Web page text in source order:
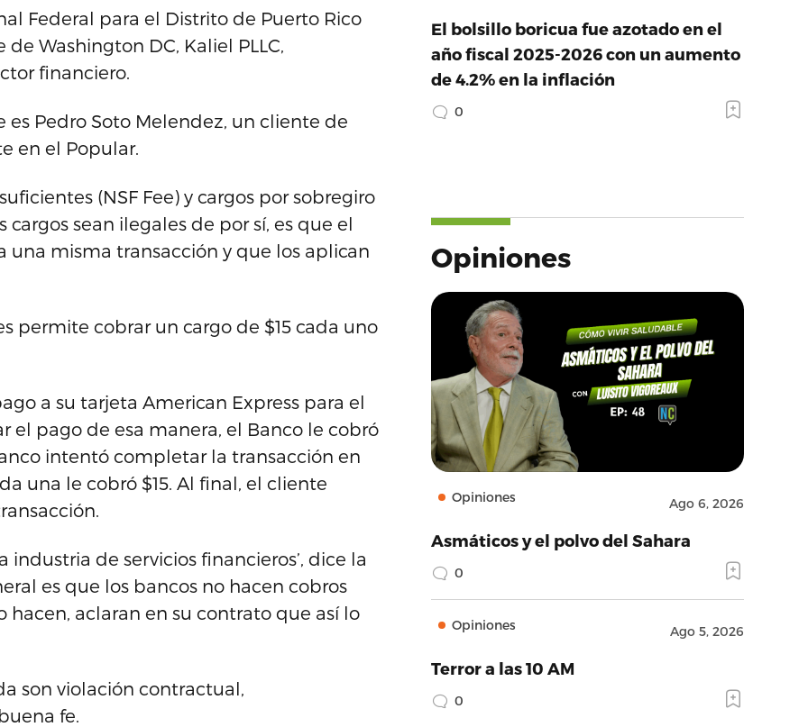
Federal para el Distrito de Puerto Rico
Washington DC, Kaliel PLLC,
financiero.
Pedro Soto Melendez, un cliente de
en el Popular.
(NSF Fee) y cargos por sobregiro
cargos sean ilegales de por sí, es que el
misma transacción y que los aplican
permite cobrar un cargo de $15 cada uno
a su tarjeta American Express para el
el pago de esa manera, el Banco le cobró
intentó completar la transacción en
una le cobró $15. Al final, el cliente
industria de servicios financieros’, dice la
es que los bancos no hacen cobros
aclaran en su contrato que así lo
son violación contractual,
fe.
El bolsillo boricua fue azotado en el
año fiscal 2025-2026 con un aumento
de 4.2% en la inflación
0
Opiniones
Opiniones Ago 6, 2026
Asmáticos y el polvo del Sahara
0
Opiniones Ago 5, 2026
Terror a las 10 AM
0